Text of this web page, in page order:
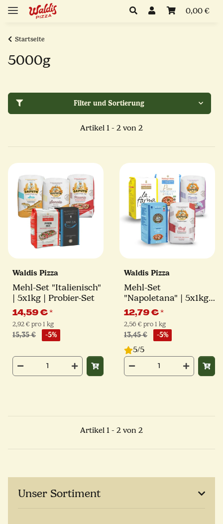
0,00 €
Startseite
5000g
Filter und Sortierung
Artikel 1 - 2 von 2
Waldis Pizza
Mehl-Set "Italienisch"
| 5x1kg | Probier-Set
14,59 €*
2,92 € pro 1 kg
15,35 € -5%
Waldis Pizza
Mehl-Set
"Napoletana" | 5x1kg |
Probier-Set
12,79 €*
2,56 € pro 1 kg
13,45 € -5%
5/5
Artikel 1 - 2 von 2
Unser Sortiment